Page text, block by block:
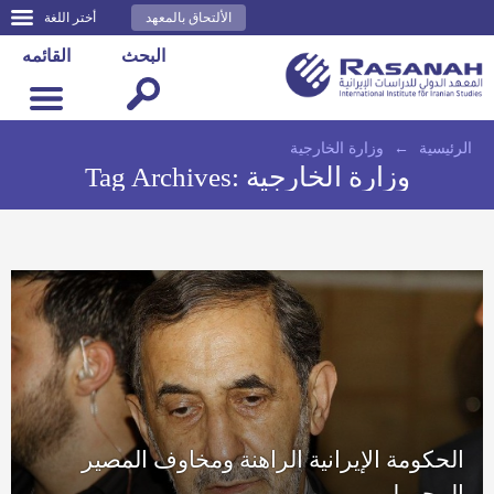
أختر اللغة الألتحاق بالمعهد
القائمه البحث
الرئيسية ← وزارة الخارجية
Tag Archives: وزارة الخارجية
الحكومة الإيرانية الراهنة ومخاوف المصير